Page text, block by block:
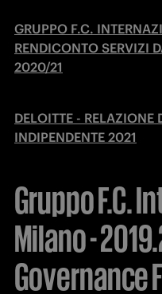
GRUPPO F.C.
RENDICONTO SERVIZI
2020/21
DELOITTE - RELAZIONE
INDIPENDENTE 2021
Gruppo F.C.
Milano -
Governance